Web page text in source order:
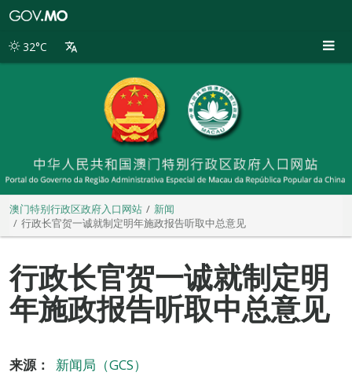
别
32°C
澳门特别行政区政府入口网站
新闻
行政长官贺一诚就制定明年施政报告听取中总意见
行政长官贺一诚就制定明
年施政报告听取中总意见
来源：
新闻局（GCS）